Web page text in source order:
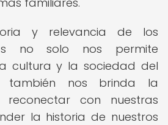
y relevancia de los
no solo nos permite
cultura y la sociedad del
también nos brinda la
con nuestras
la historia de nuestros